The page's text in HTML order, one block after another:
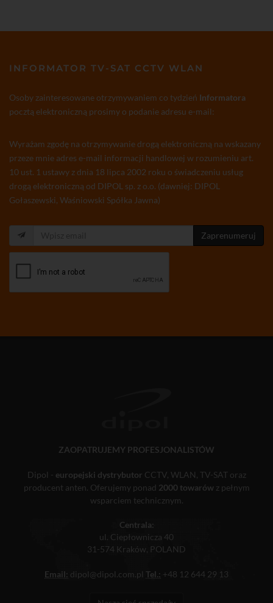
INFORMATOR TV-SAT CCTV WLAN
Osoby zainteresowane otrzymywaniem co tydzień Informatora
pocztą elektroniczną prosimy o podanie adresu e-mail:
Wyrażam zgodę na otrzymywanie drogą elektroniczną na wskazany
przeze mnie adres e-mail informacji handlowej w rozumieniu art.
10 ust. 1 ustawy z dnia 18 lipca 2002 roku o świadczeniu usług
drogą elektroniczną od DIPOL sp. z o.o. (dawniej: DIPOL
Gołaszewski, Waśniowski Spółka Jawna)
Zaprenumeruj
ZAOPATRUJEMY PROFESJONALISTÓW
Dipol - europejski dystrybutor CCTV, WLAN, TV-SAT oraz
producent anten. Oferujemy ponad 2000 towarówz pełnym
wsparciem technicznym.
Centrala:
ul. Ciepłownicza 40
31-574 Kraków, POLAND
Email: dipol@dipol.com.pl Tel.: +48 12 644 29 13